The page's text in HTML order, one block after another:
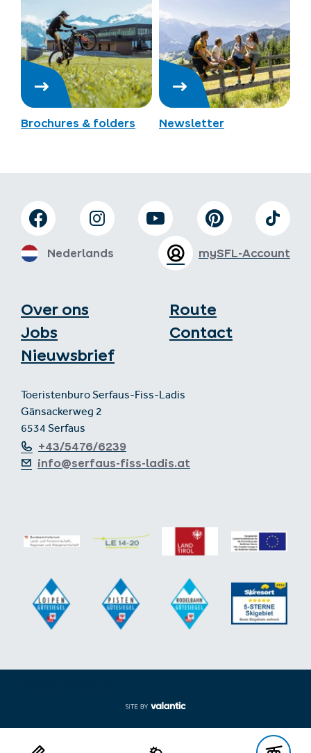
Brochures & folders Newsletter
Over ons
Jobs
Nieuwsbrief
Route
Contact
Toeristenburo Serfaus-Fiss-Ladis
Gänsackerweg 2
6534 Serfaus
+43/5476/6239
info@serfaus-fiss-ladis.at
mySFL-Account
Nederlands